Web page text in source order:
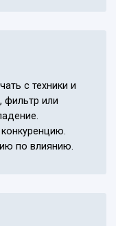
с техники и
фильтр или
по влиянию.